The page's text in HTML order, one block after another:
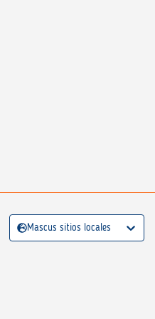
Mascus sitios locales